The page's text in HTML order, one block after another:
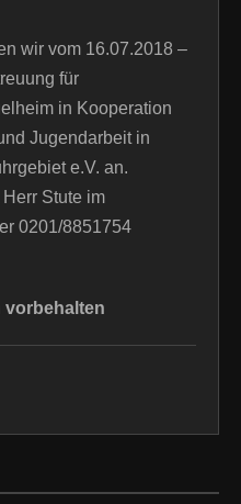
wir vom 16.07.2018 –
für
in Kooperation
Jugendarbeit in
e.V. an.
Stute im
0201/8851754
vorbehalten